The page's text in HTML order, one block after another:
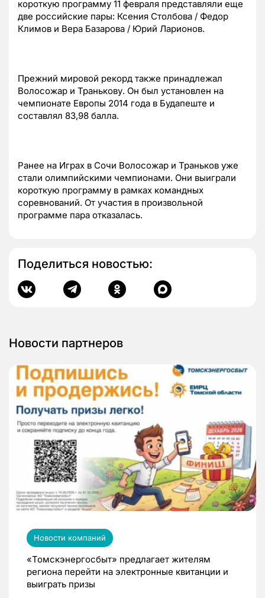
короткую программу 11 февраля представляли еще
две российские пары: Ксения Столбова / Федор
Климов и Вера Базарова / Юрий Ларионов.
Прежний мировой рекорд также принадлежал
Волосожар и Транькову. Он был установлен на
чемпионате Европы 2014 года в Будапеште и
составлял 83,98 балла.
Ранее на Играх в Сочи Волосожар и Траньков уже
стали олимпийскими чемпионами. Они выиграли
короткую программу в рамках командных
соревнований. От участия в произвольной
программе пара отказалась.
Поделиться новостью:
Новости партнеров
Новости компаний
«Томскэнергосбыт» предлагает жителям
региона перейти на электронные квитанции и
выиграть призы